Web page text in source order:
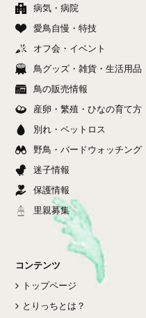
病気・病院
愛鳥自慢・特技
オフ会・イベント
鳥グッズ・雑貨・生活用品
鳥の販売情報
産卵・繁殖・ひなの育て方
別れ・ペットロス
野鳥・バードウォッチング
迷子情報
保護情報
里親募集
コンテンツ
トップページ
とりっちとは？